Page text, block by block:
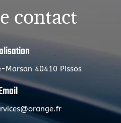
contact
Marsan 40410 Pissos